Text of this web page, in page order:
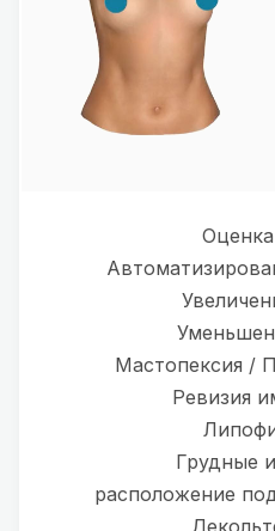
Мастопексия /
Ревизия
Грудные
расположение